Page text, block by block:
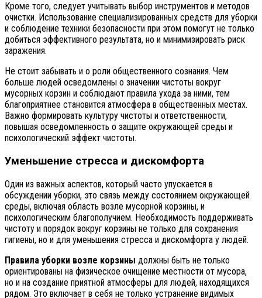
Кроме того, следует учитывать выбор инструментов и методов
очистки. Использование специализированных средств для уборки
и соблюдение техники безопасности при этом помогут не только
добиться эффективного результата, но и минимизировать риск
заражения.
Не стоит забывать и о роли общественного сознания. Чем
больше людей осведомлены о значении чистоты вокруг
мусорных корзин и соблюдают правила ухода за ними, тем
благоприятнее становится атмосфера в общественных местах.
Важно формировать культуру чистоты и ответственности,
повышая осведомленность о защите окружающей среды и
психологический эффект чистоты.
Уменьшение стресса и дискомфорта
Один из важных аспектов, который часто упускается в
обсуждении уборки, это связь между состоянием окружающей
среды, включая область возле мусорной корзины, и
психологическим благополучием. Необходимость поддерживать
чистоту и порядок вокруг корзины не только для сохранения
гигиены, но и для уменьшения стресса и дискомфорта у людей.
Правила уборки возле корзины должны быть не только
ориентированы на физическое очищение местности от мусора,
но и на создание приятной атмосферы для людей, находящихся
рядом. Это включает в себя не только устранение видимых